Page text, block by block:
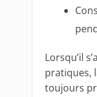
Lorsqu’il
pratiques,
toujours